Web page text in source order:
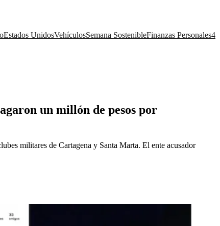
Estados UnidosVehículosSemana SostenibleFinanzas Personales4
un millón de pesos por
militares de Cartagena y Santa Marta. El ente acusador